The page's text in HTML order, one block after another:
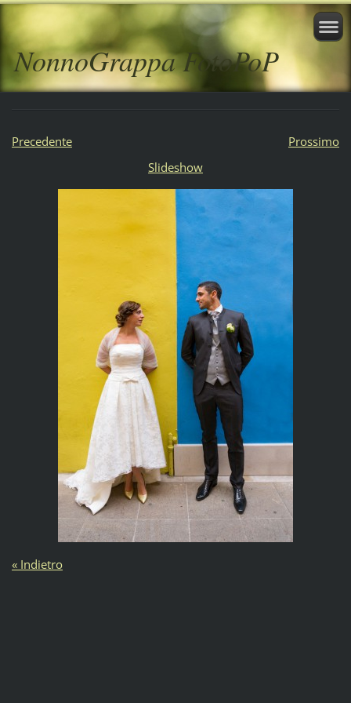
NonnoGrappa FotoPoP
Precedente
Prossimo
Slideshow
« Indietro